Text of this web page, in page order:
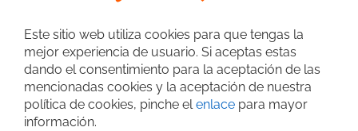
Este sitio web utiliza cookies para que tengas la
mejor experiencia de usuario. Si aceptas estas
dando el consentimiento para la aceptación de las
mencionadas cookies y la aceptación de nuestra
política de cookies, pinche elenlace para mayor
información.